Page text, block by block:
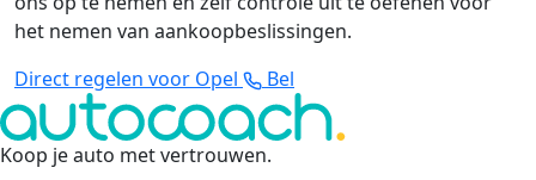
het nemen van aankoopbeslissingen.
Direct regelen voor Opel
Bel
Koop je auto met vertrouwen.